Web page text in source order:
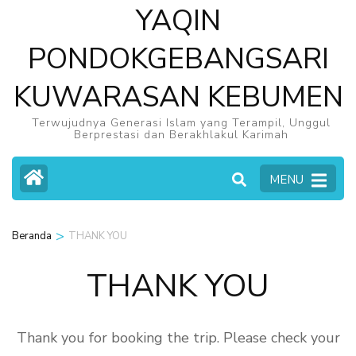
YAQIN
PONDOKGEBANGSARI
KUWARASAN KEBUMEN
Terwujudnya Generasi Islam yang Terampil, Unggul
Berprestasi dan Berakhlakul Karimah
MENU
Beranda > THANK YOU
THANK YOU
Thank you for booking the trip. Please check your